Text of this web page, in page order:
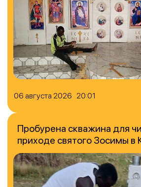
06 августа 2026 20:01
Пробурена скважина для
приходе святого Зосимы в